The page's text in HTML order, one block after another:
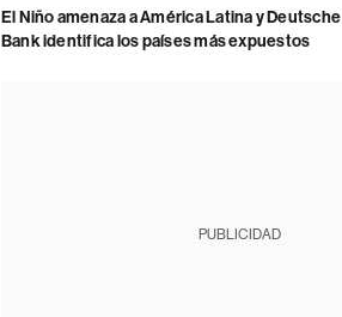
El Niño amenaza a América Latina y Deutsche
Bank identifica los países más expuestos
PUBLICIDAD